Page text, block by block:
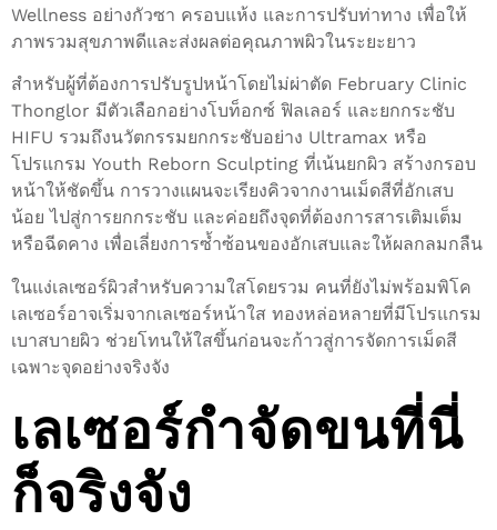
Wellness อย่างกัวซา ครอบแห้ง และการปรับท่าทาง เพื่อให้
ภาพรวมสุขภาพดีและส่งผลต่อคุณภาพผิวในระยะยาว
สำหรับผู้ที่ต้องการปรับรูปหน้าโดยไม่ผ่าตัด February Clinic
Thonglor มีตัวเลือกอย่างโบท็อกซ์ ฟิลเลอร์ และยกกระชับ
HIFU รวมถึงนวัตกรรมยกกระชับอย่าง Ultramax หรือ
โปรแกรม Youth Reborn Sculpting ที่เน้นยกผิว สร้างกรอบ
หน้าให้ชัดขึ้น การวางแผนจะเรียงคิวจากงานเม็ดสีที่อักเสบ
น้อย ไปสู่การยกกระชับ และค่อยถึงจุดที่ต้องการสารเติมเต็ม
หรือฉีดคาง เพื่อเลี่ยงการซ้ำซ้อนของอักเสบและให้ผลกลมกลืน
ในแง่เลเซอร์ผิวสำหรับความใสโดยรวม คนที่ยังไม่พร้อมพิโค
เลเซอร์อาจเริ่มจากเลเซอร์หน้าใส ทองหล่อหลายที่มีโปรแกรม
เบาสบายผิว ช่วยโทนให้ใสขึ้นก่อนจะก้าวสู่การจัดการเม็ดสี
เฉพาะจุดอย่างจริงจัง
เลเซอร์กำจัดขนที่นี่
ก็จริงจัง